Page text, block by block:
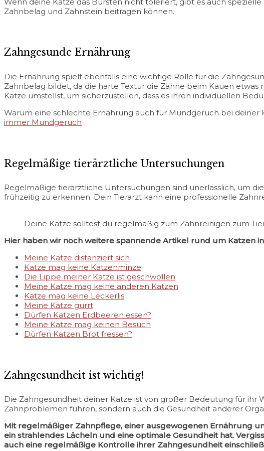
Zahnbelag und Zahnstein beitragen können.
Zahngesunde Ernährung
Die Ernährung spielt ebenfalls eine wichtige Rolle für die
Zahnbelag bildet, da die harte Textur die Zähne beim Kauen
Katze umstellst, um sicherzustellen, dass es ihren individuellen
Warum eine schlechte Ernährung auch für Mundgeruch bei deiner
immer Mundgeruch
Regelmäßige tierärztliche Untersuchungen
Regelmäßige tierärztliche Untersuchungen sind unerlässlich, um
frühzeitig zu erkennen. Dein Tierarzt kann eine professionelle
Deine Katze solltest du regelmäßig zum Zahnreinigen zum
Hier haben wir noch weitere spannende Artikel rund um Katzen
Meine Katze distanziert sich
Katze mag keine Katzenminze
Die Lippe meiner Katze ist geschwollen
Meine Katze mag keine anderen Katzen
Katze mag keine Leckerlis
Meine Katze gurrt
Dürfen Katzen Erdbeeren essen?
Meine Katze mag keinen Besuch
Dürfen Katzen Brot fressen?
Zahngesundheit ist wichtig!
Die Zahngesundheit deiner Katze ist von großer Bedeutung für
Zahnproblemen führen, sondern auch die Gesundheit anderer
Mit regelmäßiger Zahnpflege, einer ausgewogenen Ernährung
ein strahlendes Lächeln und eine optimale Gesundheit hat.
auch eine regelmäßige Kontrolle ihrer Zahngesundheit